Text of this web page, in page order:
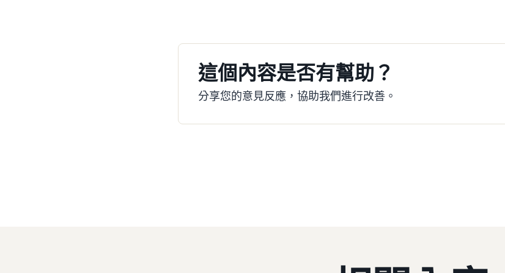
這個內容是否有幫助？
分享您的意見反應，協助我們進行改善。